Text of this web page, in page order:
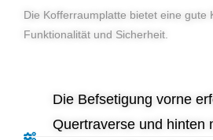
Die Kofferraumplatte bietet eine gute
Funktionalität und Sicherheit.
Die Befsetigung vorne
Quertraverse und hinten